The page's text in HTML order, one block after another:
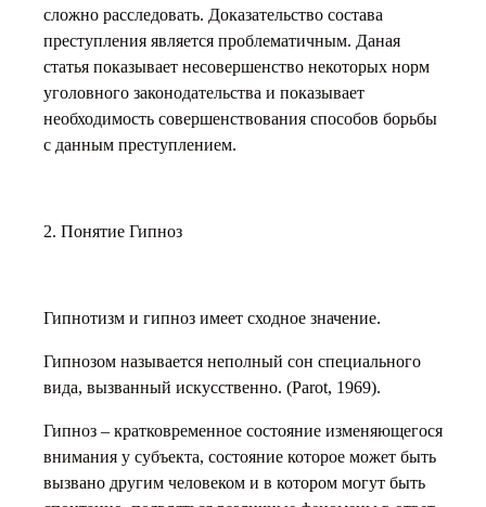
сложно расследовать. Доказательство состава
преступления является проблематичным. Даная
статья показывает несовершенство некоторых норм
уголовного законодательства и показывает
необходимость совершенствования способов борьбы
с данным преступлением.
2. Понятие Гипноз
Гипнотизм и гипноз имеет сходное значение.
Гипнозом называется неполный сон специального
вида, вызванный искусственно. (Parot, 1969).
Гипноз – кратковременное состояние изменяющегося
внимания у субъекта, состояние которое может быть
вызвано другим человеком и в котором могут быть